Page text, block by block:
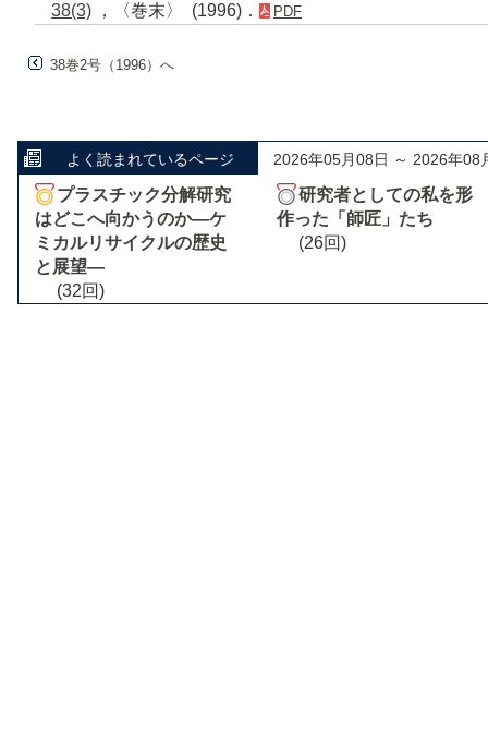
38(3) ，〈巻末〉 (1996)． PDF
38巻2号（1996）へ
よく読まれているページ 2026年05月08日 ～ 2026年08
プラスチック分解研究
はどこへ向かうのか―ケ
ミカルリサイクルの歴史
と展望―
(32回)
研究者としての私を形
作った「師匠」たち
(26回)